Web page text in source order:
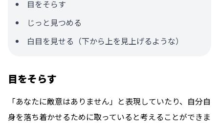
目をそらす
じっと見つめる
白目を見せる（下から上を見上げるような）
目をそらす
「あなたに敵意はありません」と表現していたり、自分自
身を落ち着かせるために取っている と考えることができま